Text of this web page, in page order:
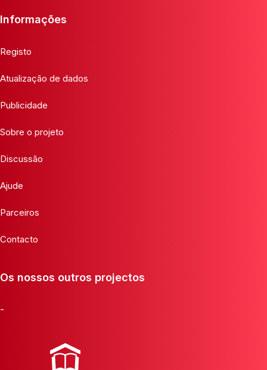
Informações
Registo
Atualização de dados
Publicidade
Sobre o projeto
Discussão
Ajude
Parceiros
Contacto
Os nossos outros projectos
-